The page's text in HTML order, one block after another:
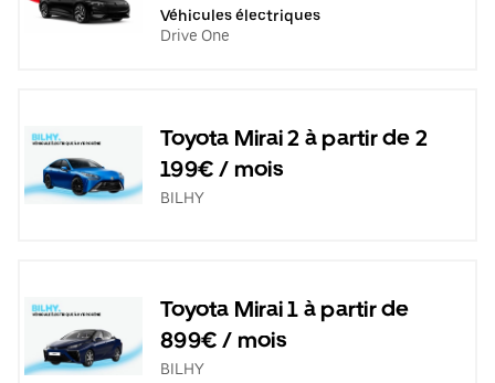
Véhicules électriques
Drive One
Toyota Mirai 2 à partir de 2
199€ / mois
BILHY
Toyota Mirai 1 à partir de
899€ / mois
BILHY